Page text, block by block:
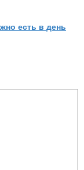
есть в день